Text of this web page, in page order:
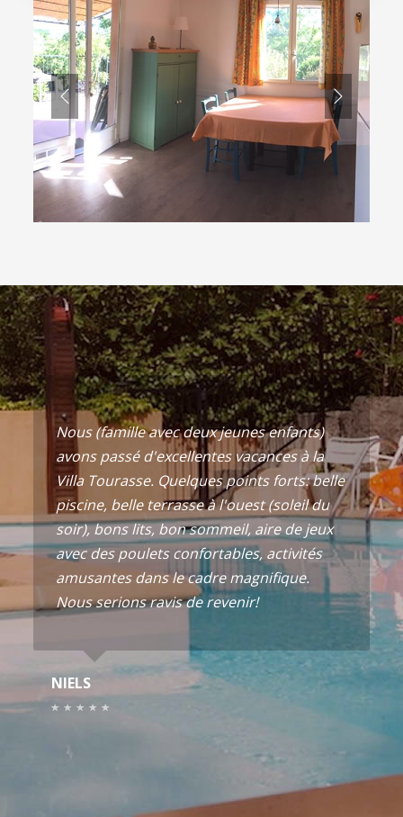
Nous (famille avec deux jeunes enfants)
avons passé d'excellentes vacances à la
Villa Tourasse. Quelques points forts: belle
piscine, belle terrasse à l'ouest (soleil du
soir), bons lits, bon sommeil, aire de jeux
avec des poulets confortables, activités
amusantes dans le cadre magnifique.
Nous serions ravis de revenir!
NIELS